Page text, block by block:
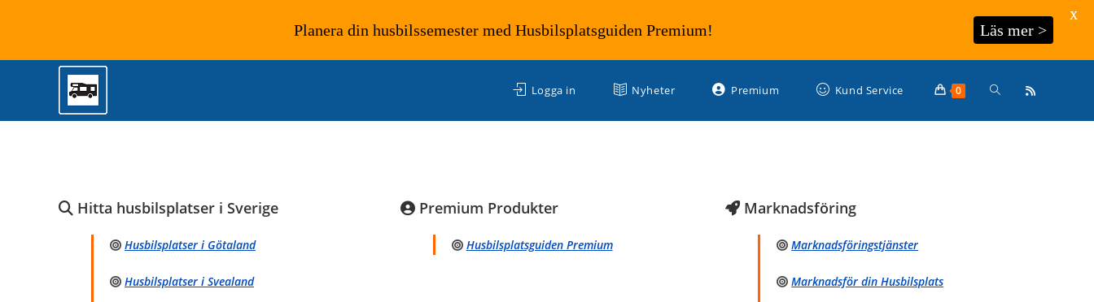
Logga in Nyheter Premium Kund Service 0 Slå
Hitta husbilsplatser i Sverige
Husbilsplatser i Götaland
Husbilsplatser i Svealand
Premium Produkter
Husbilsplatsguiden Premium
Marknadsföring
Marknadsföringstjänster
Marknadsför din Husbilsplats
Planera din husbilssemester med Husbilsplatsguiden Premium! Läs mer >
X